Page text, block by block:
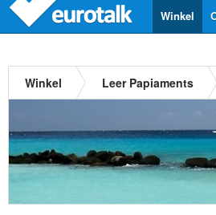
Winkel
Winkel Leer Papiaments